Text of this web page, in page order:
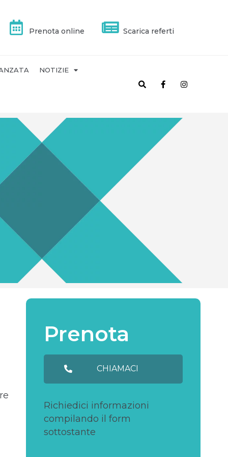
Prenota online Scarica referti
NOTIZIE
Prenota
CHIAMACI
Richiedici informazioni
compilando il form
sottostante